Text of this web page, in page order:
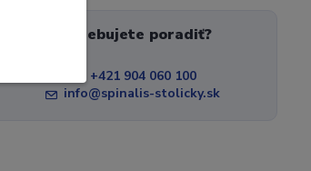
Potrebujete poradiť?
+421 904 060 100
info@spinalis-stolicky.sk